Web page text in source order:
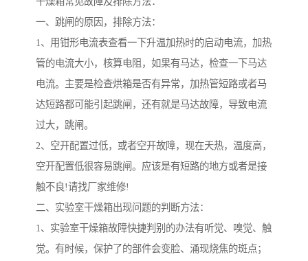
一、跳闸的原因，排除方法：
1、用钳形电流表查看一下升温加热时的启动电流，加热
管的电流大小，核算电阻，如果有马达，检查一下马达
电流。主要是检查烘箱是否有异常，加热管短路或者马
达短路都可能引起跳闸，还有就是马达故障，导致电流
过大，跳闸。
2、空开配置过低，或者空开故障，现在天热，温度高，
空开配置低很容易跳闸。应该是有短路的地方或者是接
触不良!请找厂家维修!
二、实验室干燥箱出现问题的判断方法：
1、实验室干燥箱故障快捷判别的办法有听觉、嗅觉、触
觉。有时候，保护了的部件会变脸、涌现烧焦的斑点；